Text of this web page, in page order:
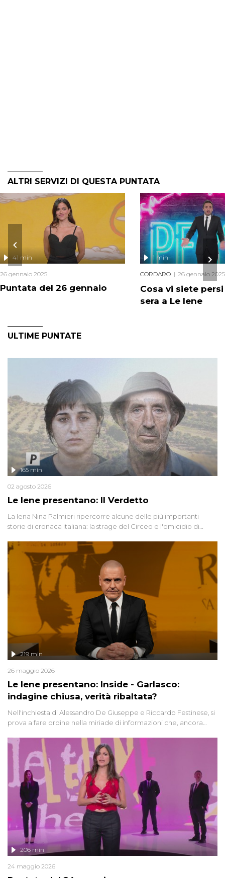
ALTRI SERVIZI DI QUESTA PUNTATA
Puntata del 26 gennaio
41 min
26 gennaio 2025
Cosa vi siete
sera a Le Iene
1 min
CORDARO 26 gennaio 2025
ULTIME PUNTATE
Le Iene presentano: Il Verdetto
165 min
02 agosto 2026
La Iena Nina Palmieri ripercorre alcune delle più importanti
storie di cronaca italiana: la strage del Circeo e l'omicidio di
Le Iene presentano: Inside - Garlasco:
indagine chiusa, verità ribaltata?
219 min
26 maggio 2026
Nell'inchiesta di Alessandro De Giuseppe e Riccardo Festinese, si
prova a fare ordine nella miriade di informazioni che, ancora
giudiziarie più discusse degli ultimi anni. Lo speciale ricostruisce la
vicenda mettendo in fila testimonianze, errori, dettagli
controversi e i protagonisti di un'indagine che sembra non avere
fine.
206 min
24 maggio 2026